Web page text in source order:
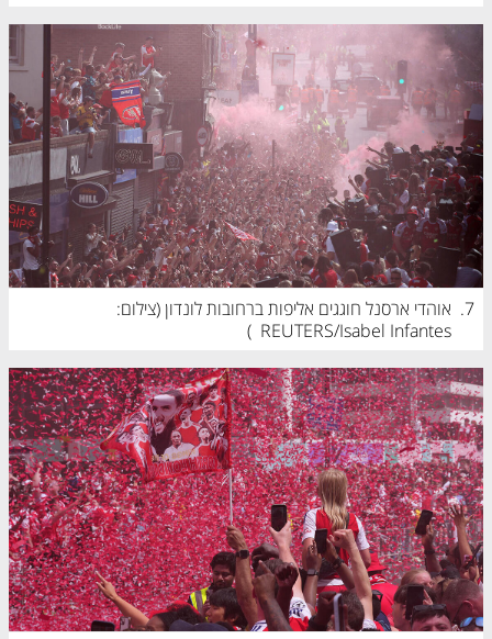
7. אוהדי ארסנל חוגגים אליפות ברחובות לונדון (
REUTERS/Isabel Infantes
)